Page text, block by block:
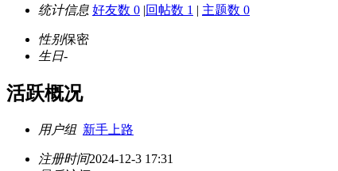
统计信息 好友数 0 |回帖数 1 | 主题数 0
性别保密
生日-
活跃概况
用户组 新手上路
注册时间2024-12-3 17:31